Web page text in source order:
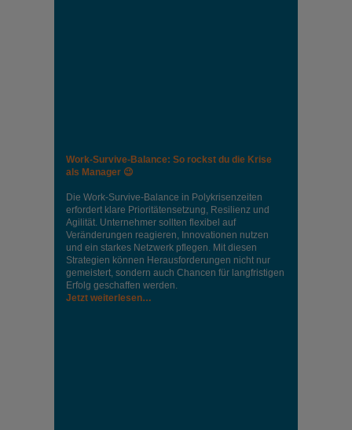
Work-Survive-Balance: So rockst du die Krise
als Manager 😉
Die Work-Survive-Balance in Polykrisenzeiten
erfordert klare Prioritätensetzung, Resilienz und
Agilität. Unternehmer sollten flexibel auf
Veränderungen reagieren, Innovationen nutzen
und ein starkes Netzwerk pflegen. Mit diesen
Strategien können Herausforderungen nicht nur
gemeistert, sondern auch Chancen für langfristigen
Erfolg geschaffen werden.
Jetzt weiterlesen…